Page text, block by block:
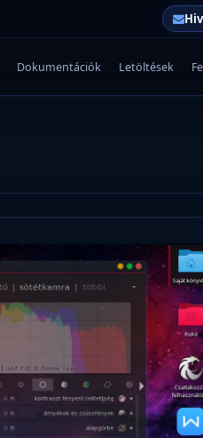
Dokumentációk Letöltések